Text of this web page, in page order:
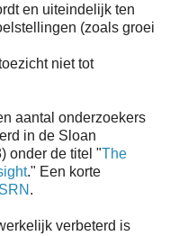
en uiteindelijk ten
(zoals groei
niet tot
aantal onderzoekers
in de Sloan
onder de titel "The
." Een korte
.
verbeterd is